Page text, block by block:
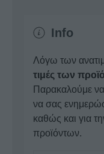
Info
Λόγω των
τιμές των
Παρακαλούμε να
να σας
καθώς και για
προϊόντων.